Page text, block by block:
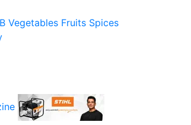
Vegetables Fruits Spices